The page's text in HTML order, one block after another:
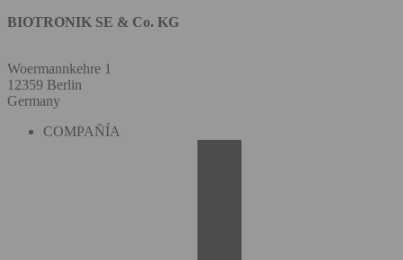
BIOTRONIK SE & Co. KG
Woermannkehre 1
12359 Berlin
Germany
COMPAÑÍA